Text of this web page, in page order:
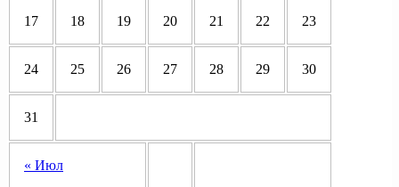
« Июл
17 18 19 20 21 22 23
24 25 26 27 28 29 30
31